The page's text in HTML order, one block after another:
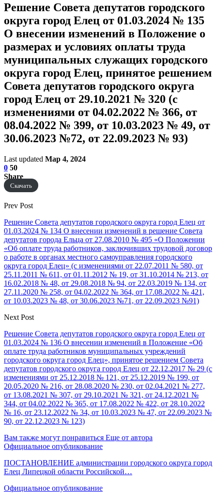
Решение Совета депутатов городского
округа город Елец от 01.03.2024 № 135
О внесении изменений в Положение о
размерах и условиях оплаты труда
муниципальных служащих городского
округа город Елец, принятое решением
Совета депутатов городского округа
город Елец от 29.10.2021 № 320 (с
изменениями от 04.02.2022 № 366, от
08.04.2022 № 399, от 10.03.2023 № 49, от
30.06.2023 №72, от 22.09.2023 № 93)
Last updated Мар 4, 2024
0 50
Share
Скачать
Prev Post
Решение Совета депутатов городского округа город Елец от
01.03.2024 № 134 О внесении изменений в решение Совета
депутатов города Ельца от 27.08.2010 № 495 «О Положении
«Об оплате труда работников, заключивших трудовой договор
о работе в органах местного самоуправления городского
округа город Елец» (с изменениями от 22.07.2011 № 580, от
25.11.2011 № 611, от 01.11.2012 № 19, от 31.10.2014 № 213, от
16.02.2018 № 48, от 29.08.2018 № 94, от 22.03.2019 № 134, от
27.11.2020 № 258, от 04.02.2022 № 364, от 17.08.2022 № 421,
от 10.03.2023 № 48, от 30.06.2023 №71, от 22.09.2023 №91)
Next Post
Решение Совета депутатов городского округа город Елец от
01.03.2024 № 136 О внесении изменений в Положение «Об
оплате труда работников муниципальных учреждений
городского округа город Елец», принятое решением Совета
депутатов городского округа город Елец от 22.12.2017 № 29 (с
изменениями от 25.12.2018 № 121, от 25.12.2019 № 199, от
20.05.2020 № 216, от 28.08.2020 № 230, от 02.04.2021 № 277,
от 13.08.2021 № 307, от 29.10.2021 № 321, от 24.12.2021 №
344, от 04.02.2022 № 365, от 17.08.2022 № 422, от 28.10.2022
№ 16, от 23.12.2022 № 34, от 10.03.2023 № 47, от 22.09.2023 №
90, от 22.12.2023 № 123)
Вам также могут понравиться Еще от автора
Официальное опубликование
ПОСТАНОВЛЕНИЕ администрации городского округа город
Елец Липецкой области Российской…
Официальное опубликование